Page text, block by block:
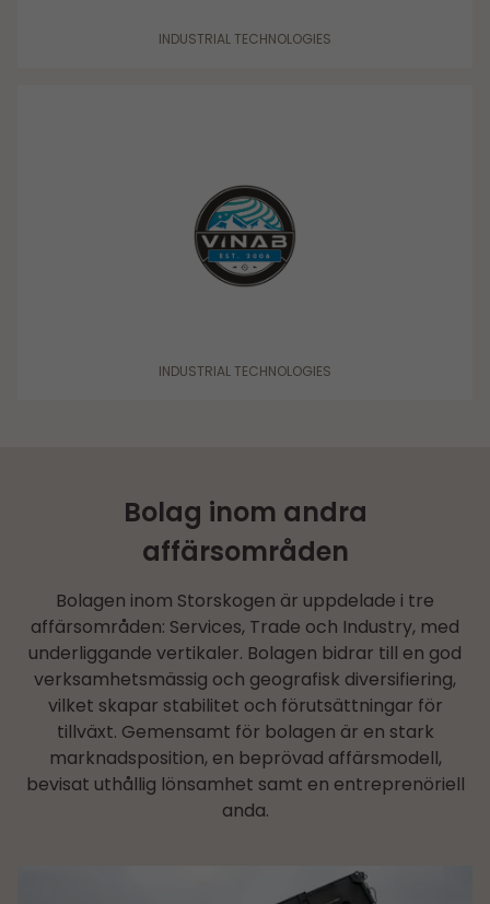
INDUSTRIAL TECHNOLOGIES
INDUSTRIAL TECHNOLOGIES
Bolag inom andra
affärsområden
Bolagen inom Storskogen är uppdelade i tre
affärsområden: Services, Trade och Industry, med
underliggande vertikaler. Bolagen bidrar till en god
verksamhetsmässig och geografisk diversifiering,
vilket skapar stabilitet och förutsättningar för
tillväxt. Gemensamt för bolagen är en stark
marknadsposition, en beprövad affärsmodell,
bevisat uthållig lönsamhet samt en entreprenöriell
anda.